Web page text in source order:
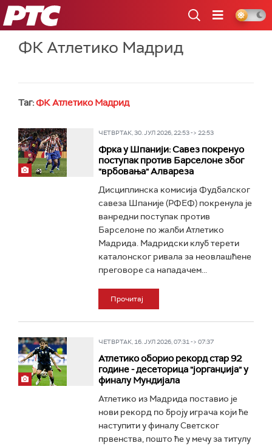
РТС
ФК Атлетико Мадрид
Таг:ФК Атлетико Мадрид
ЧЕТВРТАК, 30. ЈУЛ 2026, 22:53 -> 22:53
Фрка у Шпанији: Савез покренуо
поступак против Барселоне због
"врбовања" Алвареза
Дисциплинска комисија Фудбалског
савеза Шпаније (РФЕФ) покренула је
ванредни поступак против
Барселоне по жалби Атлетико
Мадрида. Мадридски клуб терети
каталонског ривала за неовлашћене
преговоре са нападачем...
Прочитај
ЧЕТВРТАК, 16. ЈУЛ 2026, 07:31 -> 07:37
Атлетико оборио рекорд стар 92
године - десеторица "јорганџија" у
финалу Мундијала
Атлетико из Мадрида поставио је
нови рекорд по броју играча који ће
наступити у финалу Светског
првенства, пошто ће у мечу за титулу